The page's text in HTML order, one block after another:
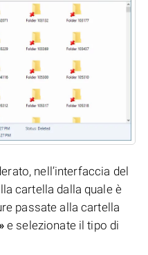
nell’interfaccia del
cartella dalla quale è
passate alla cartella
e selezionate il tipo di